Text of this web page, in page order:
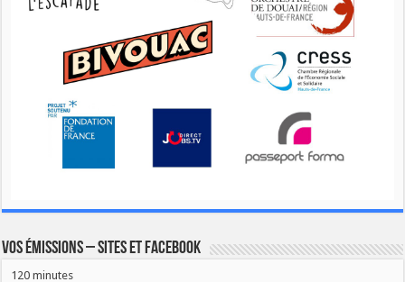
Vos émissions – Sites et Facebook
120 minutes